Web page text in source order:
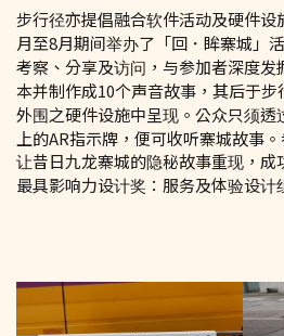
步行径亦提倡融合软件活动及硬件设
月至8月期间举办了「回．眸寨城」
考察、分享及访问，与参加者深度
本并制作成10个声音故事，其后于
外围之硬件设施中呈现。公众只须
上的AR指示牌，便可收听寨城故事
让昔日九龙寨城的隐秘故事重现，成
最具影响力设计奖：服务及体验设计